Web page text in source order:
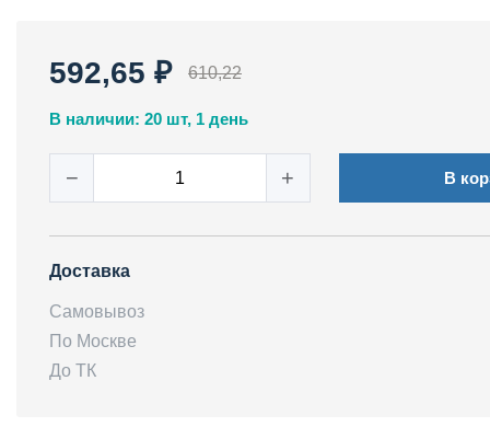
592,65 ₽ 610,22
В наличии: 20 шт, 1 день
− + В
Доставка
Самовывоз
По Москве
До ТК